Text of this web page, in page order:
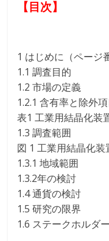
【目次】
1 はじめに（ページ
1.1 調査目的
1.2 市場の定義
1.2.1 含有率と除外項
表1 工業用結晶化装
1.3 調査範囲
図 1 工業用結晶化
1.3.1 地域範囲
1.3.2年の検討
1.4 通貨の検討
1.5 研究の限界
1.6 ステークホルダー